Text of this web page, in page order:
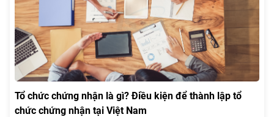
Tổ chức chứng nhận là gì? Điều kiện để thành lập tổ
chức chứng nhận tại Việt Nam